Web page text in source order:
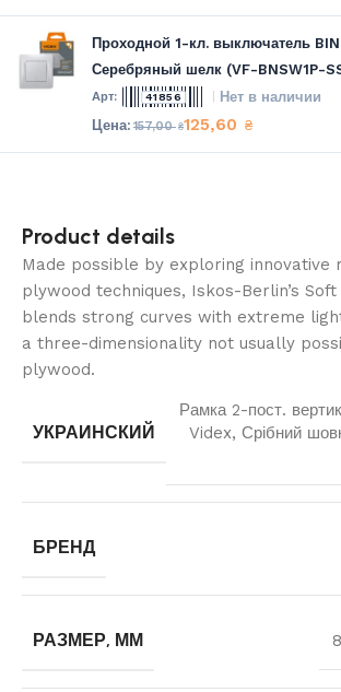
Проходной 1-кл. выключатель
Серебряный шелк (VF-BNSW1P-
41856 Нет в наличии
157,00₴125,60 ₴
Product details
Made possible by exploring innovative
plywood techniques, Iskos-Berlin’s Soft
blends strong curves with extreme
a three-dimensionality not usually
plywood.
УКРАИНСКИЙ
Рамка 2-пост.
Videx, Срібний
БРЕНД
РАЗМЕР, ММ